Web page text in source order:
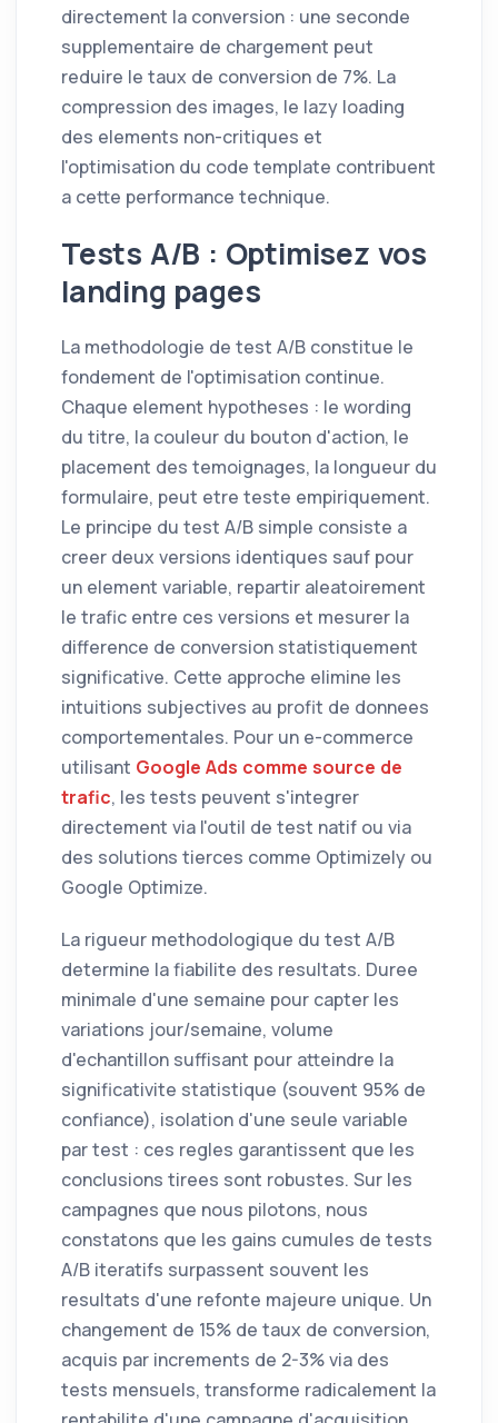
directement la conversion : une seconde
supplementaire de chargement peut
reduire le taux de conversion de 7%. La
compression des images, le lazy loading
des elements non-critiques et
l'optimisation du code template contribuent
a cette performance technique.
Tests A/B : Optimisez vos
landing pages
La methodologie de test A/B constitue le
fondement de l'optimisation continue.
Chaque element hypotheses : le wording
du titre, la couleur du bouton d'action, le
placement des temoignages, la longueur du
formulaire, peut etre teste empiriquement.
Le principe du test A/B simple consiste a
creer deux versions identiques sauf pour
un element variable, repartir aleatoirement
le trafic entre ces versions et mesurer la
difference de conversion statistiquement
significative. Cette approche elimine les
intuitions subjectives au profit de donnees
comportementales. Pour un e-commerce
utilisant Google Ads comme source de
trafic, les tests peuvent s'integrer
directement via l'outil de test natif ou via
des solutions tierces comme Optimizely ou
Google Optimize.
La rigueur methodologique du test A/B
determine la fiabilite des resultats. Duree
minimale d'une semaine pour capter les
variations jour/semaine, volume
d'echantillon suffisant pour atteindre la
significativite statistique (souvent 95% de
confiance), isolation d'une seule variable
par test : ces regles garantissent que les
conclusions tirees sont robustes. Sur les
campagnes que nous pilotons, nous
constatons que les gains cumules de tests
A/B iteratifs surpassent souvent les
resultats d'une refonte majeure unique. Un
changement de 15% de taux de conversion,
acquis par increments de 2-3% via des
tests mensuels, transforme radicalement la